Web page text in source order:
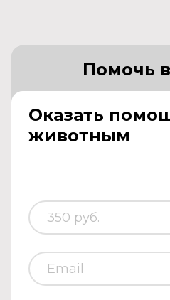
Оказать
животным
Помочь